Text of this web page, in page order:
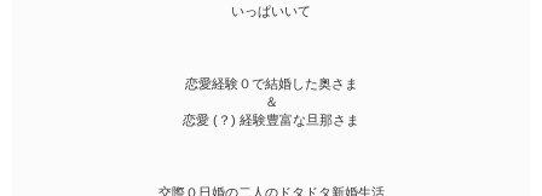
いっぱいいて
恋愛経験０で結婚した奥さま
＆
恋愛 (？) 経験豊富な旦那さま
交際０日婚の二人のドタドタ新婚生活